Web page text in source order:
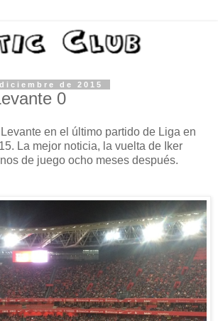
de 2015
0
en el último partido de Liga en
La mejor noticia, la vuelta de Iker
de juego ocho meses después.